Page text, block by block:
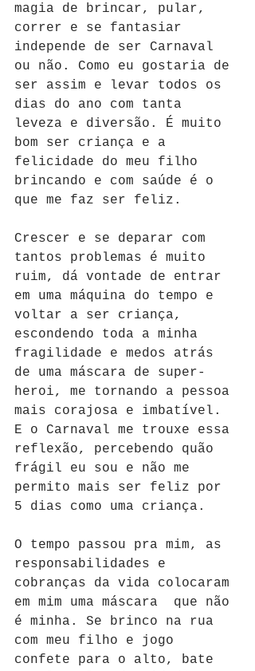
magia de brincar, pular,
correr e se fantasiar
independe de ser Carnaval
ou não. Como eu gostaria de
ser assim e levar todos os
dias do ano com tanta
leveza e diversão. É muito
bom ser criança e a
felicidade do meu filho
brincando e com saúde é o
que me faz ser feliz.
Crescer e se deparar com
tantos problemas é muito
ruim, dá vontade de entrar
em uma máquina do tempo e
voltar a ser criança,
escondendo toda a minha
fragilidade e medos atrás
de uma máscara de super-
heroi, me tornando a pessoa
mais corajosa e imbatível.
E o Carnaval me trouxe essa
reflexão, percebendo quão
frágil eu sou e não me
permito mais ser feliz por
5 dias como uma criança.
O tempo passou pra mim, as
responsabilidades e
cobranças da vida colocaram
em mim uma máscara  que não
é minha. Se brinco na rua
com meu filho e jogo
confete para o alto, bate